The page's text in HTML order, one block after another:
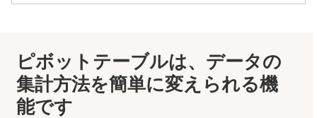
ピボットテーブルは、データの
集計方法を簡単に変えられる機
能です